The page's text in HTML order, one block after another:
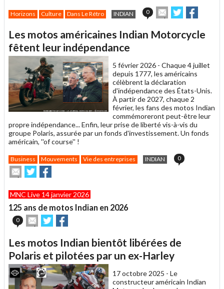
Horizons Culture Dans Le Rétro INDIAN 0
Envoyer
cet
à
Partager
sur sur
Les motos américaines Indian Motorcycle
fêtent leur indépendance
5 février 2026 - Chaque 4 juillet
depuis 1777, les américains
célèbrent la déclaration
d'indépendance des États-Unis.
À partir de 2027, chaque 2
février, les fans des motos Indian
commémoreront peut-être leur
propre indépendance... Enfin, leur prise de liberté vis-à-vis du
groupe Polaris, assurée par un fonds d'investissement. Un fonds
américain, ''of course'' !
Business Mouvements Vie des entreprises INDIAN 0
Envoyer
cet
à
un
ami
Partager
sur
sur
MNC Live 14 janvier 2026
125 ans de motos Indian en 2026
0
Envoyer
cet
à
un
ami
Partager
sur sur
Les motos Indian bientôt libérées de
Polaris et pilotées par un ex-Harley
17 octobre 2025 - Le
constructeur américain Indian